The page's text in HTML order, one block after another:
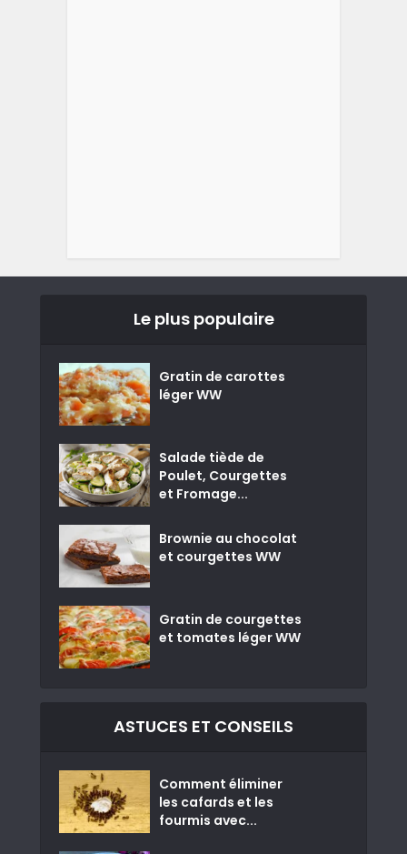
Le plus populaire
Gratin de carottes
léger WW
Salade tiède de
Poulet, Courgettes
et Fromage...
Brownie au chocolat
et courgettes WW
Gratin de courgettes
et tomates léger WW
ASTUCES ET CONSEILS
Comment éliminer
les cafards et les
fourmis avec...